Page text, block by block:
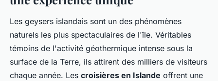
Les geysers islandais sont un des phénomènes
naturels les plus spectaculaires de l'île. Véritables
témoins de l'activité géothermique intense sous la
surface de la Terre, ils attirent des milliers de visiteurs
chaque année. Les croisières en Islande offrent une